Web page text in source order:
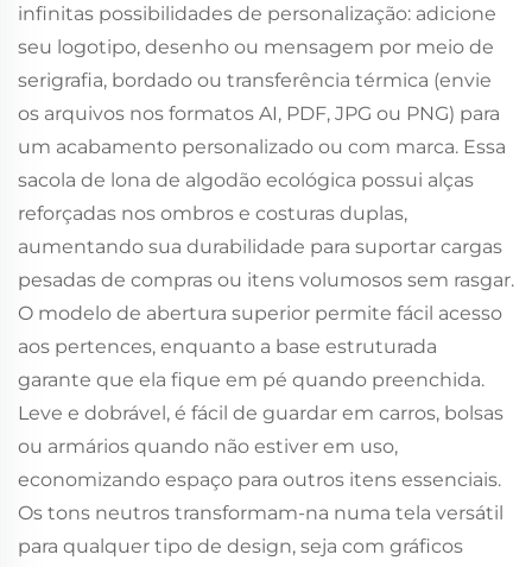
infinitas possibilidades de personalização: adicione
seu logotipo, desenho ou mensagem por meio de
serigrafia, bordado ou transferência térmica (envie
os arquivos nos formatos AI, PDF, JPG ou PNG) para
um acabamento personalizado ou com marca. Essa
sacola de lona de algodão ecológica possui alças
reforçadas nos ombros e costuras duplas,
aumentando sua durabilidade para suportar cargas
pesadas de compras ou itens volumosos sem rasgar.
O modelo de abertura superior permite fácil acesso
aos pertences, enquanto a base estruturada
garante que ela fique em pé quando preenchida.
Leve e dobrável, é fácil de guardar em carros, bolsas
ou armários quando não estiver em uso,
economizando espaço para outros itens essenciais.
Os tons neutros transformam-na numa tela versátil
para qualquer tipo de design, seja com gráficos